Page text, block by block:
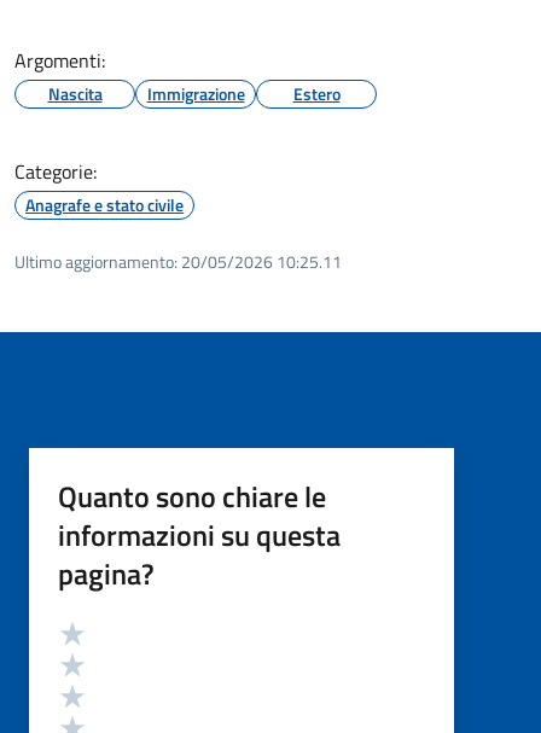
Argomenti:
Nascita Immigrazione Estero
Categorie:
Anagrafe e stato civile
Ultimo aggiornamento: 20/05/2026 10:25.11
Quanto sono chiare le
informazioni su questa
pagina?
Valutazione